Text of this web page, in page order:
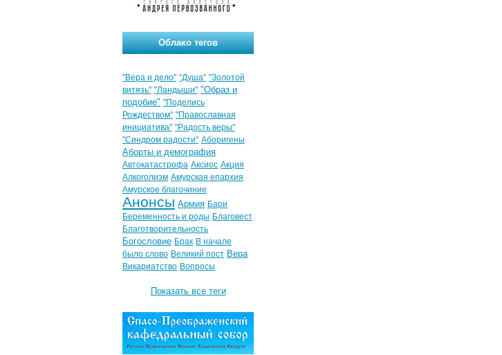
Облако тегов
"Вера и дело" "Душа" "Золотой
витязь" "Ландыши" "Образ и
подобие" "Поделись
Рождеством" "Православная
инициатива" "Радость веры"
"Синдром радости" Аборигены
Аборты и демография
Автокатастрофа Аксиос Акция
Алкоголизм Амурская епархия
Амурское благочиние
Анонсы Армия Бари
Беременность и роды Благовест
Благотворительность
Богословие Брак В начале
было слово Великий пост Вера
Викариатство Вопросы
Показать все теги